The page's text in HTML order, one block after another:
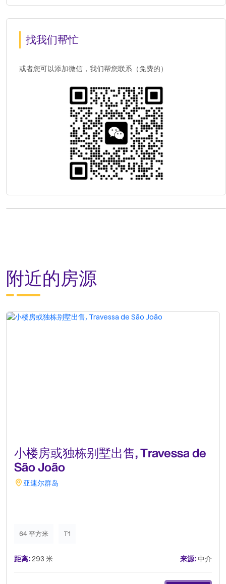
找我们帮忙
或者您可以添加微信，我们帮您联系（免费的）
附近的房源
小楼房或独栋别墅出售, Travessa de
São João
亚速尔群岛
64 平方米 T1
距离:293 米 来源:中介